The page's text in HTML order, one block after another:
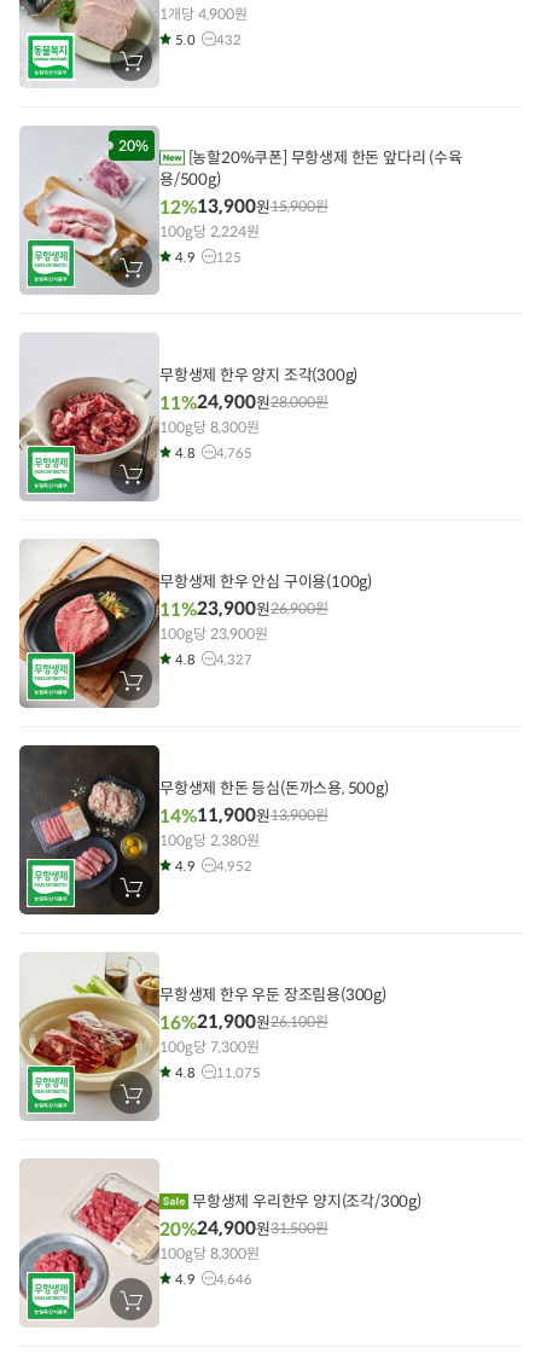
장
바
에
담
기
1개당 4,900원
5.0 432
20%
장
바
에
[농할20%쿠폰] 무항생제 한돈 앞다리 (수육
용/500g)
12%13,900원15,900원
100g당 2,224원
4.9 125
장
바
에
담
기
무항생제 한우 양지 조각(300g)
11%24,900원28,000원
100g당 8,300원
4.8 4,765
장
바
에
기
무항생제 한우 안심 구이용(100g)
11%23,900원26,900원
100g당 23,900원
4.8 4,327
장
바
에
담
기
무항생제 한돈 등심(돈까스용, 500g)
14%11,900원13,900원
100g당 2,380원
4.9 4,952
장
바
에
담
기
무항생제 한우 우둔 장조림용(300g)
16%21,900원26,100원
100g당 7,300원
4.8 11,075
장
바
무항생제 우리한우 양지(조각/300g)
20%24,900원31,500원
100g당 8,300원
4.9 4,646